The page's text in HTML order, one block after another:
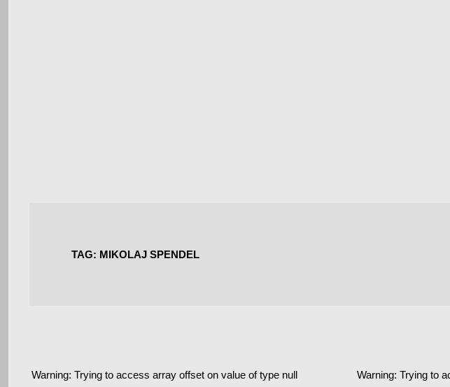
TAG: MIKOLAJ SPENDEL
Warning: Trying to access array offset on value of type null
Warning: Trying to